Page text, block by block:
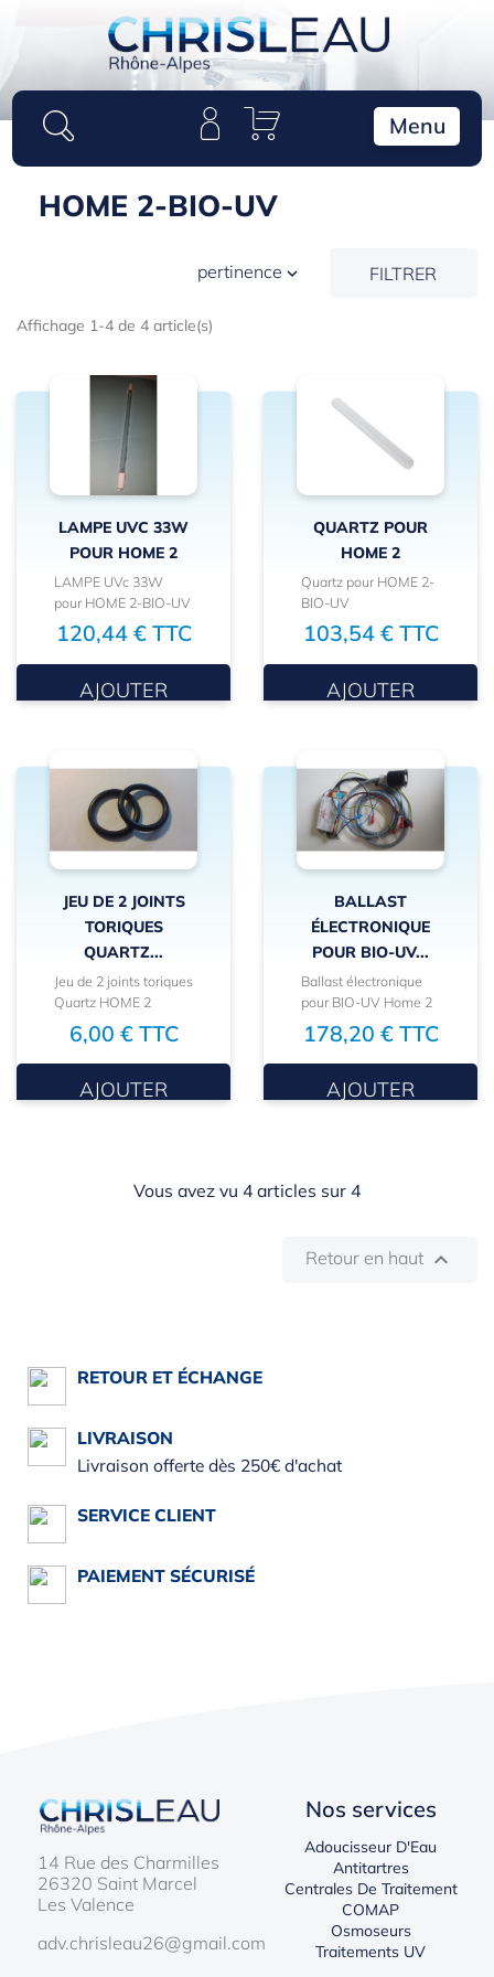
Menu
HOME 2-BIO-UV
pertinence  FILTRER
Affichage 1-4 de 4 article(s)
LAMPE UVC 33W
POUR HOME 2
LAMPE UVc 33W
pour HOME 2-BIO-UV
120,44 € TTC
AJOUTER
QUARTZ POUR
HOME 2
Quartz pour HOME 2-
BIO-UV
103,54 € TTC
AJOUTER
JEU DE 2 JOINTS
TORIQUES
QUARTZ...
Jeu de 2 joints toriques
Quartz HOME 2
6,00 € TTC
AJOUTER
BALLAST
ÉLECTRONIQUE
POUR BIO-UV...
Ballast électronique
pour BIO-UV Home 2
178,20 € TTC
AJOUTER
Vous avez vu 4 articles sur 4
Retour en haut 
RETOUR ET ÉCHANGE
LIVRAISON
Livraison offerte dès 250€ d'achat
SERVICE CLIENT
PAIEMENT SÉCURISÉ
14 Rue des Charmilles
26320 Saint Marcel
Les Valence
adv.chrisleau26@gmail.com
Nos services
Adoucisseur D'Eau
Antitartres
Centrales De Traitement
COMAP
Osmoseurs
Traitements UV